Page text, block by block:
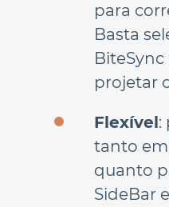
para
Basta
projetar
Flexível:
tanto
quanto
SideBar